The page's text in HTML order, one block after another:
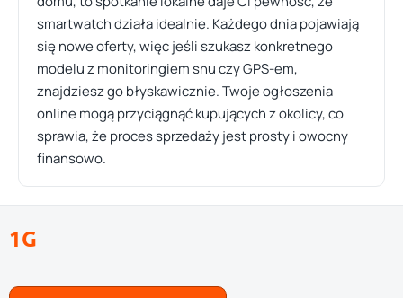
smartwatch działa idealnie. Każdego dnia pojawiają
się nowe oferty, więc jeśli szukasz konkretnego
modelu z monitoringiem snu czy GPS-em,
znajdziesz go błyskawicznie. Twoje ogłoszenia
online mogą przyciągnąć kupujących z okolicy, co
sprawia, że proces sprzedaży jest prosty i owocny
finansowo.
1G